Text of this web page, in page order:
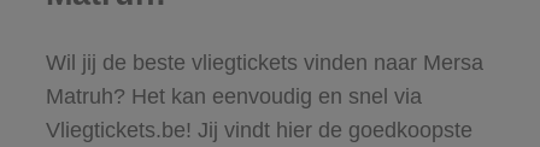
Wil jij de beste vliegtickets vinden naar Mersa
Matruh? Het kan eenvoudig en snel via
Vliegtickets.be! Jij vindt hier de goedkoopste